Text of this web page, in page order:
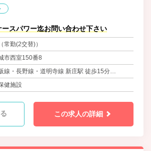
ースパワー迄お問い合わせ下さい
常勤(2交替)）
市西室150番8
線・長野線・道明寺線 新庄駅 徒歩15分
線・長野線・道明寺線 尺土駅 徒歩25分
健施設
この求人の詳細